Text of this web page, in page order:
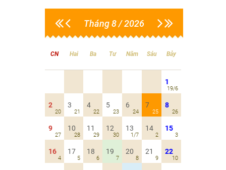
Tháng 8 / 2026
CN Hai Ba Tư Năm Sáu Bảy
1
19/6
2
20
3
21
4
22
5
23
6
24
7
25
8
26
9
27
10
28
11
29
12
30
13
1/7
14
2
15
3
16
4
17
5
18
6
19
7
20
8
21
9
22
10